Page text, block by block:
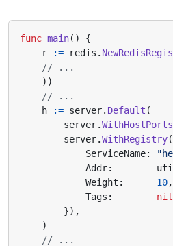
func main()
{
r
:= redis .
// ...
))
// ...
h
:= server. Default (
server.WithHostPorts
server.WithRegistry(
ServiceName:
Addr:
Weight : 10,
Tags : nil
}),
)
// ...